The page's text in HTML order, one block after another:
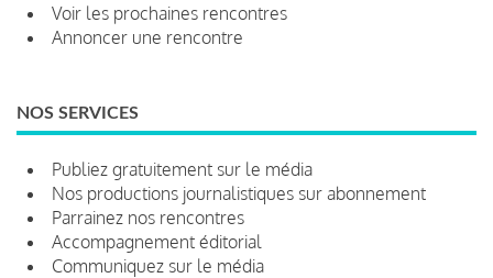
Voir les prochaines rencontres
Annoncer une rencontre
NOS SERVICES
Publiez gratuitement sur le média
Nos productions journalistiques sur abonnement
Parrainez nos rencontres
Accompagnement éditorial
Communiquez sur le média